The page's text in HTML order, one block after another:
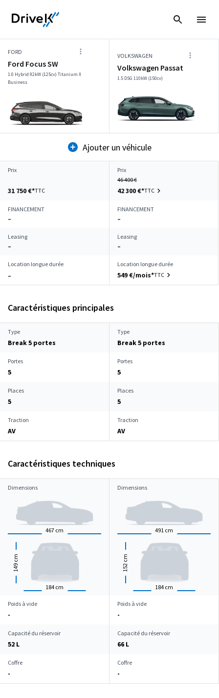
FORD
Ford Focus SW
1.0 Hybrid 92kW (125cv) Titanium X
Business
VOLKSWAGEN
Volkswagen Passat
1.5 DSG 110kW (150cv)
Ajouter un véhicule
Prix
31 750 €*TTC
Prix
46 400 €
42 300 €*TTC
FINANCEMENT
–
FINANCEMENT
–
Leasing
–
Leasing
–
Location longue durée
–
Location longue durée
549 €/mois*TTC
Caractéristiques principales
Type
Break 5 portes
Type
Break 5 portes
Portes
5
Portes
5
Places
5
Places
5
Traction
AV
Traction
AV
Caractéristiques techniques
Dimensions
467 cm
184 cm
149
cm
Dimensions
491 cm
184 cm
152
cm
Poids à vide
-
Poids à vide
-
Capacité du réservoir
52 L
Capacité du réservoir
66 L
Coffre
-
Coffre
-